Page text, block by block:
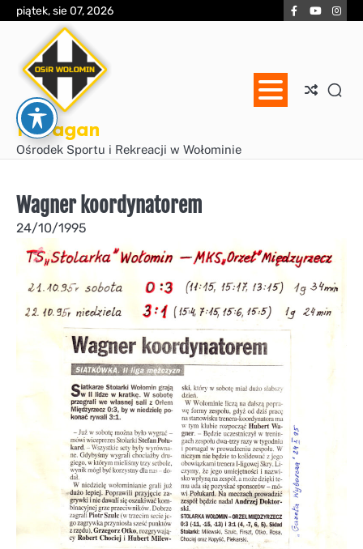
Skip
content
piątek, sie 07, 2026 Facebook
YouTube
Huragan
Ośrodek Sportu i Rekreacji w Wołominie
Wagner koordynatorem
24/10/1995